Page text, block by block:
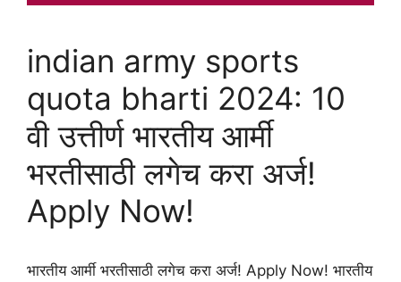
indian army sports
quota bharti 2024: 10
वी उत्तीर्ण भारतीय आर्मी
भरतीसाठी लगेच करा अर्ज!
Apply Now!
भारतीय आर्मी भरतीसाठी लगेच करा अर्ज! Apply Now! भारतीय